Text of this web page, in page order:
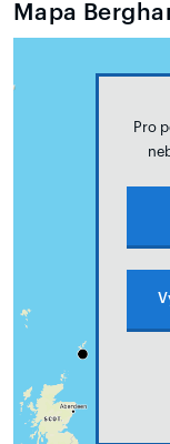
Mapa
Pro